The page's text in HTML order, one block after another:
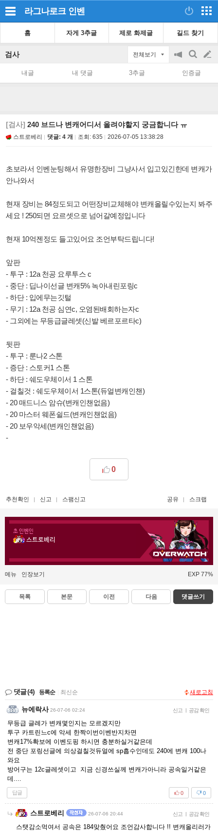
라그나로크 인벤
홈 자게 3추글 제로 화제글 길드 찾기
검사 전체보기
공
on/off
검
색
글
쓰
내글 내 댓글 3추글 인증글
[검사] 240 브드나 변캐어디서 올려야할지 궁금합니다 ㅠ
스트로베리 댓글: 4 개 조회: 635 2026-07-05 13:38:28
초보라서 인벤눈팅해서 유명한장비 그냥사서 입고있긴한데 변캐가
안나와서
현재 장비는 84정도되고 어떤장비교체해야 변캐올릴수있는지 봐주
세요 ! 250되면 요르셋으로 넘어갈예정입니다
현재 10억젠정도 들고있어요 조언부탁드립니다!
앞판
- 투구 : 12a 천공 요루투스 c
- 중단 : 딥나이선글 변캐5% 녹아내린포링c
- 하단 : 입에무는깃털
- 무기 : 12a 천공 심연c, 오염된배회하는자c
- 그외에는 무등급글레셋(신발 베르포르타c)
뒷판
- 투구 : 룬나2 스톤
- 증단 : 스토커1 스톤
- 하단 : 쉐도우체이서 1 스톤
- 걸칠것 : 쉐도우체이서 1스톤(듀얼변캐인챈)
- 20 매드니스 암슈(변캐인챈없음)
- 20 마스터 웨폰쉴드(변캐인챈없음)
- 20 보우악세(변캐인챈없음)
-
0
추천확인 신고 스팸신고 공유 스크랩
초 인벤인
스트로베리
메뉴 인장보기 EXP 77%
목록 본문 이전 다음 댓글쓰기
댓글(4) 등록순 최신순 새로고침
뉴에락사 26-07-06 02:24 신고 | 공감 확인
무등급 글레가 변캐몇인지는 모르겠지만
투구 카트린느c에 악세 한짝이번이벤반지차면
변캐17%확보에 이벤도핑 하시면 충분하실거같은데
전 중단 포링선글에 의상걸칠것듀얼에 sp흡수인데도 240에 변캐 100나
와요
방어구는 12c글레셋이고 지금 신경쓰실께 변캐가아니라 공속일거같은
데....
답글 0
0
스트로베리 26-07-06 20:44 신고 | 공감 확인
스탯감소먹여서 공속은 184맞췄어요 조언감사합니다 !! 변캐올리러가